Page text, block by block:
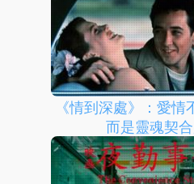
《情到深處》：愛情
而是靈魂契